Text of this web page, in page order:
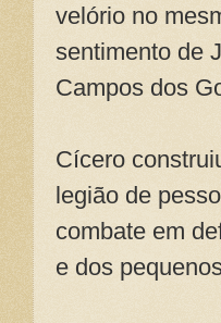
velório no
sentimento de
Campos dos
Cícero
legião de
combate em
e dos